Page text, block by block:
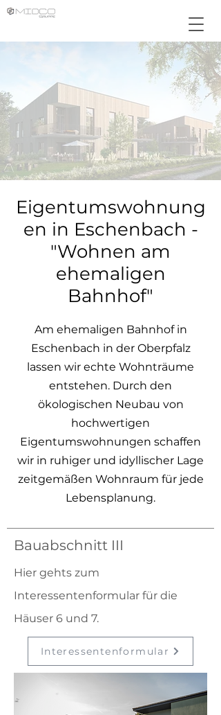
Eigentumswohnung
en in Eschenbach -
"Wohnen am
ehemaligen
Bahnhof"
Am ehemaligen Bahnhof in
Eschenbach in der Oberpfalz
lassen wir echte Wohnträume
entstehen. Durch den
ökologischen Neubau von
hochwertigen
Eigentumswohnungen schaffen
wir in ruhiger und idyllischer Lage
zeitgemäßen Wohnraum für jede
Lebensplanung.
Bauabschnitt III
Hier gehts zum
Interessentenformular für die
Häuser 6 und 7.
Interessentenformular